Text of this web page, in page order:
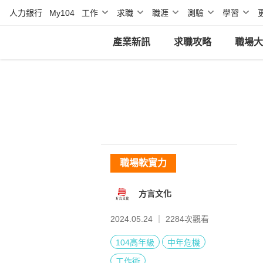
人力銀行 My104 工作 求職 職涯 測驗 學習
產業新訊 求職攻略 職場
職場軟實力
方言文化
2024.05.24 ｜ 2284次觀看
104高年級
中年危機